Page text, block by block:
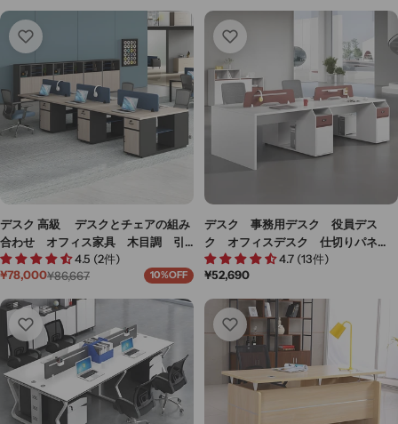
デスク 高級 デスクとチェアの組み
合わせ オフィス家具 木目調 引
出し付き 錠付き シンプル ブラ
ック カスタマイズ可能 BGZ-M-
4.5 (2件)
セ
ル
価
格
¥78,000
通
価
格
¥86,667 10%OFF
デスク 事務用デスク 役員デス
ク オフィスデスク 仕切りパネ
ル 錠付き引き出しコンセント シ
ンプル ホワイト カスタマイズ可
4.7 (13件)
通
価
格
¥52,690